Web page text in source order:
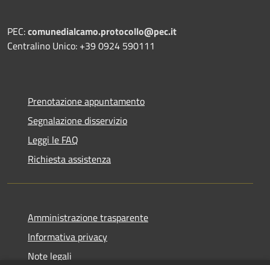
PEC:comunedialcamo.protocollo@pec.it
Centralino Unico: +39 0924 590111
Prenotazione appuntamento
Segnalazione disservizio
Leggi le FAQ
Richiesta assistenza
Amministrazione trasparente
Informativa privacy
Note legali